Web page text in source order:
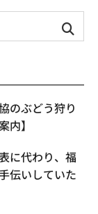
のぶどう狩り
内】
に代わり、福
伝いしていた